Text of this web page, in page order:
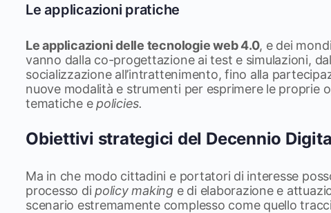
Le applicazioni pratiche
Le applicazioni delle tecnologie web 4.0, e dei
vanno dalla co-progettazione ai test e simulazioni,
socializzazione all’intrattenimento, fino alla
nuove modalità e strumenti per esprimere le proprie
tematiche epolicies.
Obiettivi strategici del Decennio
Ma in che modo cittadini e portatori di interesse
processo dipolicy making e di elaborazione e
scenario estremamente complesso come quello